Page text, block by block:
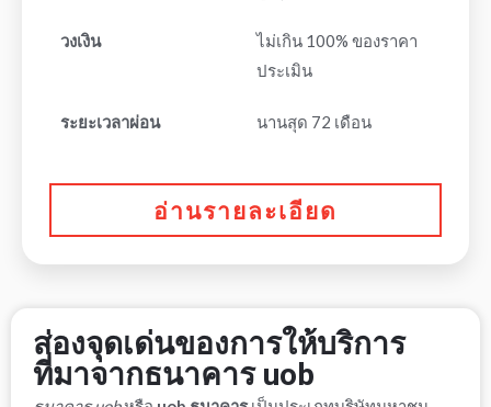
วงเงิน
ไม่เกิน 100% ของราคา
ประเมิน
ระยะเวลาผ่อน นานสุด 72 เดือน
อ่านรายละเอียด
ส่องจุดเด่นของการให้บริการ
ที่มาจากธนาคาร uob